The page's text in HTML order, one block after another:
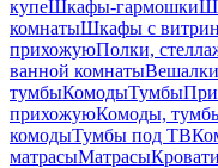
купеШкафы-гармошки
комнатыШкафы с
прихожуюПолки,
ванной комнаты
тумбыКомодыТумбы
прихожуюКомоды,
комодыТумбы под ТВ
матрасыМатрасыКровати